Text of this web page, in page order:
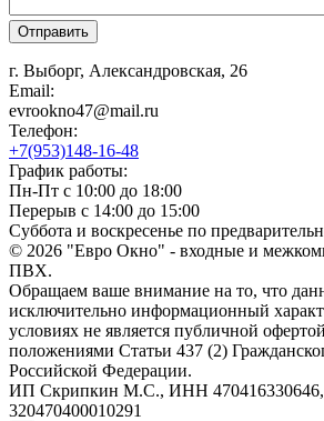
г. Выборг, Александровская, 26
Email:
evrookno47@mail.ru
Телефон:
+7(953)148-16-48
График работы:
Пн-Пт с 10:00 до 18:00
Перерыв с 14:00 до 15:00
Суббота и воскресенье по
© 2026 "Евро Окно" - входные и
ПВХ.
Обращаем ваше внимание на то, что
исключительно информационный
условиях не является публичной
положениями Статьи 437 (2)
Российской Федерации.
ИП Скрипкин М.С., ИНН
320470400010291